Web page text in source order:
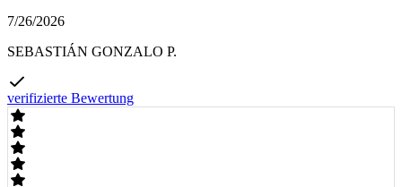
7/26/2026
SEBASTIÁN GONZALO P.
verifizierte Bewertung